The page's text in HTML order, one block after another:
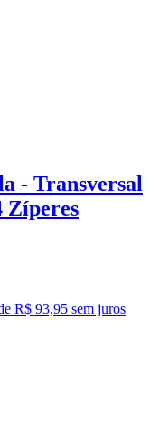
- Transversal
Zíperes
R$ 93,95 sem juros